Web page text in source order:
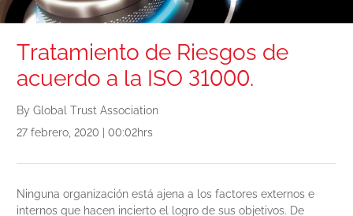
Tratamiento de Riesgos de
acuerdo a la ISO 31000.
By Global Trust Association
27 febrero, 2020 | 00:02hrs
Ninguna organización está ajena a los factores externos e
internos que hacen incierto el logro de sus objetivos. De